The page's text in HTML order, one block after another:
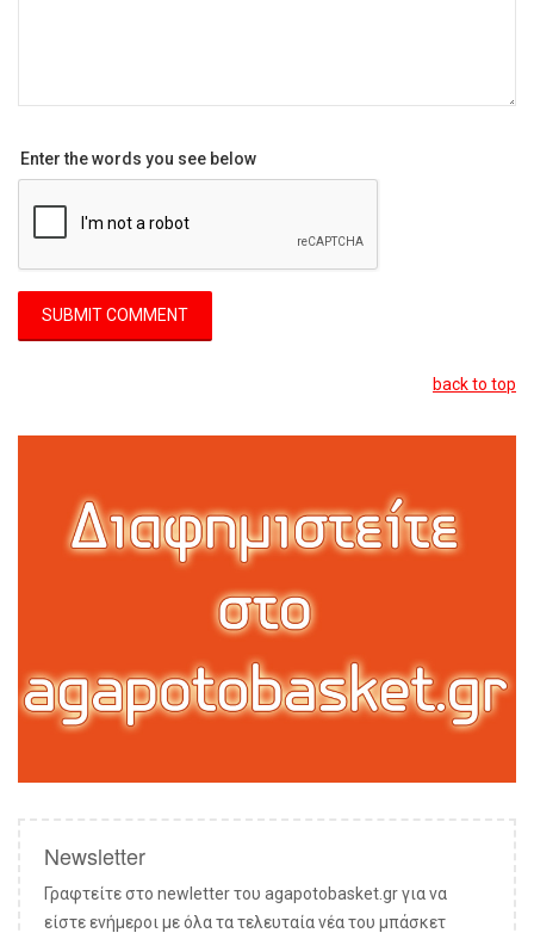
Enter the words you see below
back to top
Newsletter
Γραφτείτε στο newletter του agapotobasket.gr για να
είστε ενήμεροι με όλα τα τελευταία νέα του μπάσκετ